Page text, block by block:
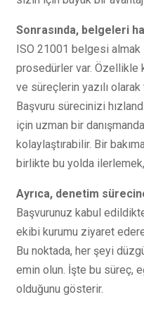
Sonrasında, belgeleri
ISO 21001 belgesi
prosedürler var.
ve süreçlerin yazılı olarak
Başvuru sürecinizi
için uzman bir
kolaylaştırabilir. Bir
birlikte bu yolda ilerlemek,
Ayrıca, denetim sürecine
Başvurunuz kabul
ekibi kurumu ziyaret
Bu noktada, her şeyi
emin olun. İşte bu süreç,
olduğunu gösterir.